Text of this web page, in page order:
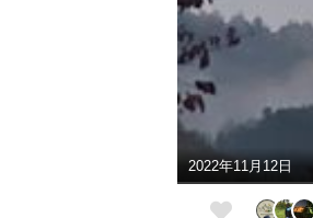
2022年11月12日